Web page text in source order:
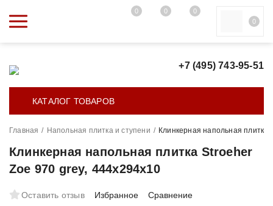
0 0
0
0
+7 (495) 743-95-51
КАТАЛОГ ТОВАРОВ
Главная / Напольная плитка и ступени / Клинкерная напольная
Клинкерная напольная плитка Stroeher
Zoe 970 grey, 444x294x10
Оставить отзыв Избранное Сравнение